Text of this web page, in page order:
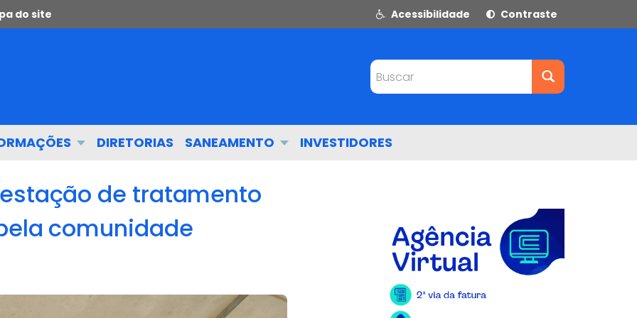
do site Acessibilidade Contraste
Buscar
DIRETORIAS SANEAMENTO INVESTIDORES
de tratamento
comunidade